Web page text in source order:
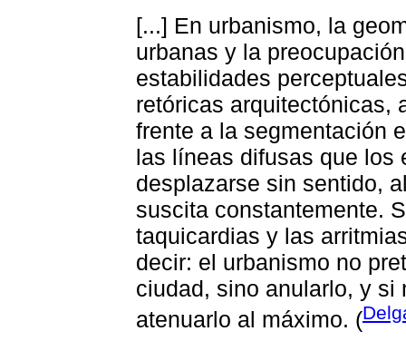
[...] En urbanismo, la
urbanas y la
estabilidades
retóricas arquitectónicas,
frente a la segmentación
las líneas difusas que los
desplazarse sin sentido,
suscita constantemente.
taquicardias y las
decir: el urbanismo no
ciudad, sino anularlo, y si
atenuarlo al máximo. (